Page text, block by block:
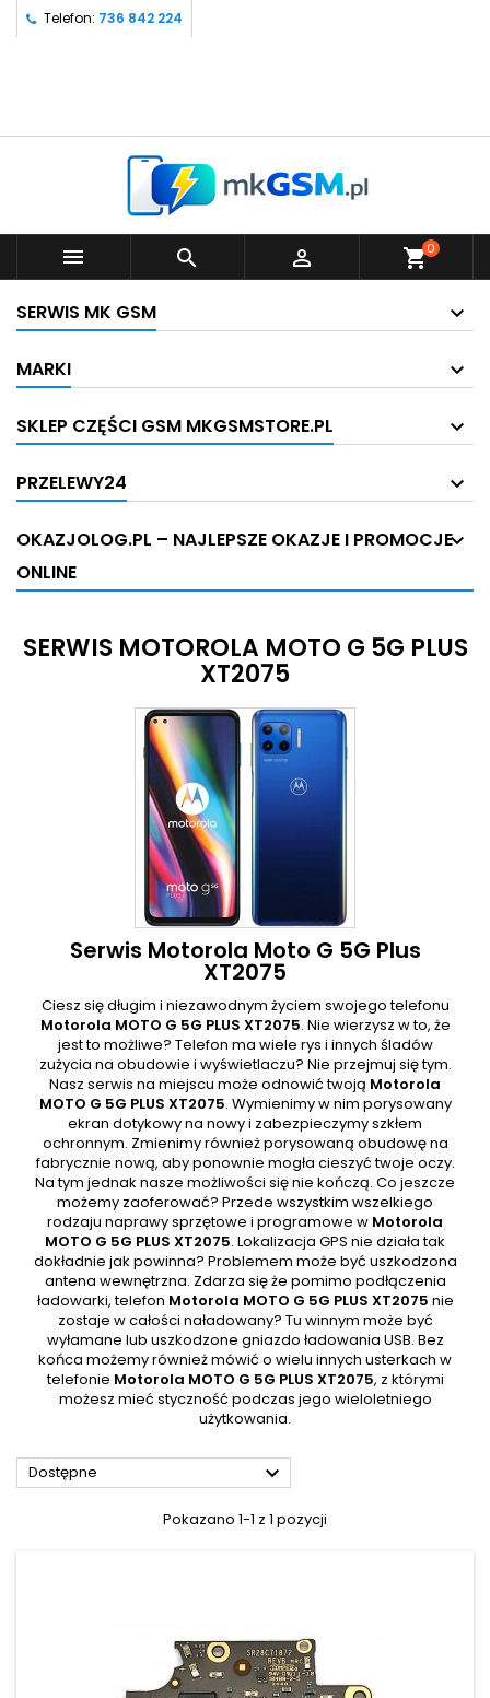
Telefon: 736 842 224
   shopping_cart0
SERWIS MK GSM
MARKI
SKLEP CZĘŚCI GSM MKGSMSTORE.PL
PRZELEWY24
OKAZJOLOG.PL – NAJLEPSZE OKAZJE I PROMOCJE
ONLINE
SERWIS MOTOROLA MOTO G 5G PLUS
XT2075
Serwis Motorola Moto G 5G Plus
XT2075
Ciesz się długim i niezawodnym życiem swojego telefonu
Motorola MOTO G 5G PLUS XT2075. Nie wierzysz w to, że
jest to możliwe? Telefon ma wiele rys i innych śladów
zużycia na obudowie i wyświetlaczu? Nie przejmuj się tym.
Nasz serwis na miejscu może odnowić twoją Motorola
MOTO G 5G PLUS XT2075. Wymienimy w nim porysowany
ekran dotykowy na nowy i zabezpieczymy szkłem
ochronnym. Zmienimy również porysowaną obudowę na
fabrycznie nową, aby ponownie mogła cieszyć twoje oczy.
Na tym jednak nasze możliwości się nie kończą. Co jeszcze
możemy zaoferować? Przede wszystkim wszelkiego
rodzaju naprawy sprzętowe i programowe w Motorola
MOTO G 5G PLUS XT2075. Lokalizacja GPS nie działa tak
dokładnie jak powinna? Problemem może być uszkodzona
antena wewnętrzna. Zdarza się że pomimo podłączenia
ładowarki, telefon Motorola MOTO G 5G PLUS XT2075 nie
zostaje w całości naładowany? Tu winnym może być
wyłamane lub uszkodzone gniazdo ładowania USB. Bez
końca możemy również mówić o wielu innych usterkach w
telefonie Motorola MOTO G 5G PLUS XT2075, z którymi
możesz mieć styczność podczas jego wieloletniego
użytkowania.
Dostępne 
Pokazano 1-1 z 1 pozycji